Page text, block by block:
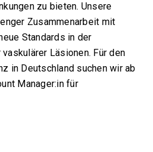
zu bieten. Unsere
Zusammenarbeit mit
Standards in der
Läsionen. Für den
in Deutschland suchen wir ab
Manager:in für